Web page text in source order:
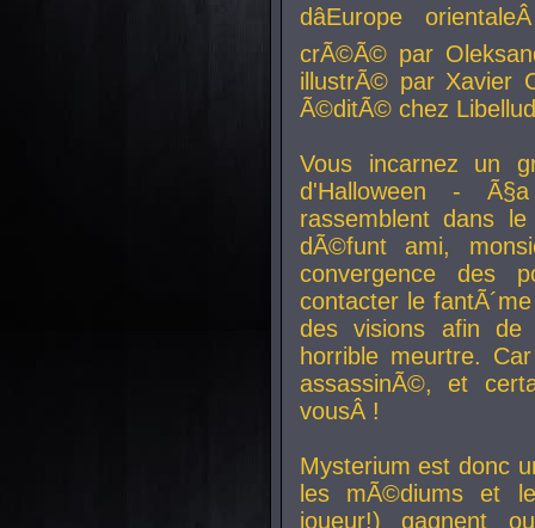
dâEurope
crÃ©Ã© par
illustrÃ© par Xavier
Ã©ditÃ© chez
Vous incarnez un
d'Halloween -
rassemblent dans
dÃ©funt ami,
convergence des
contacter le
des visions afin
horrible meurtre.
assassinÃ©, et
vousÂ !
Mysterium est donc
les mÃ©diums et
joueur!) gagnent